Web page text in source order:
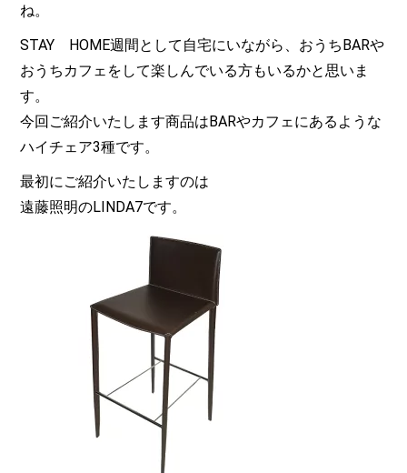
ね。
STAY HOME週間として自宅にいながら、おうちBARや
おうちカフェをして楽しんでいる方もいるかと思いま
す。
今回ご紹介いたします商品はBARやカフェにあるような
ハイチェア3種です。
最初にご紹介いたしますのは
遠藤照明のLINDA7です。